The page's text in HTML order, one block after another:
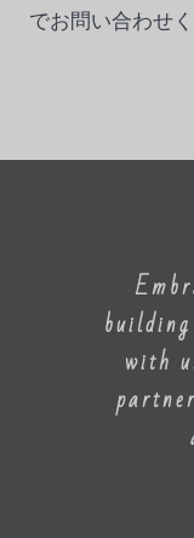
でお問い合わせ
with